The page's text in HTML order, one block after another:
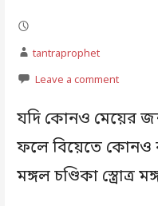
tantraprophet
Leave a comment
যদি কোনও মেয়ের
ফলে বিয়েতে কোনও
মঙ্গল চণ্ডিকা স্ত্রোত্র